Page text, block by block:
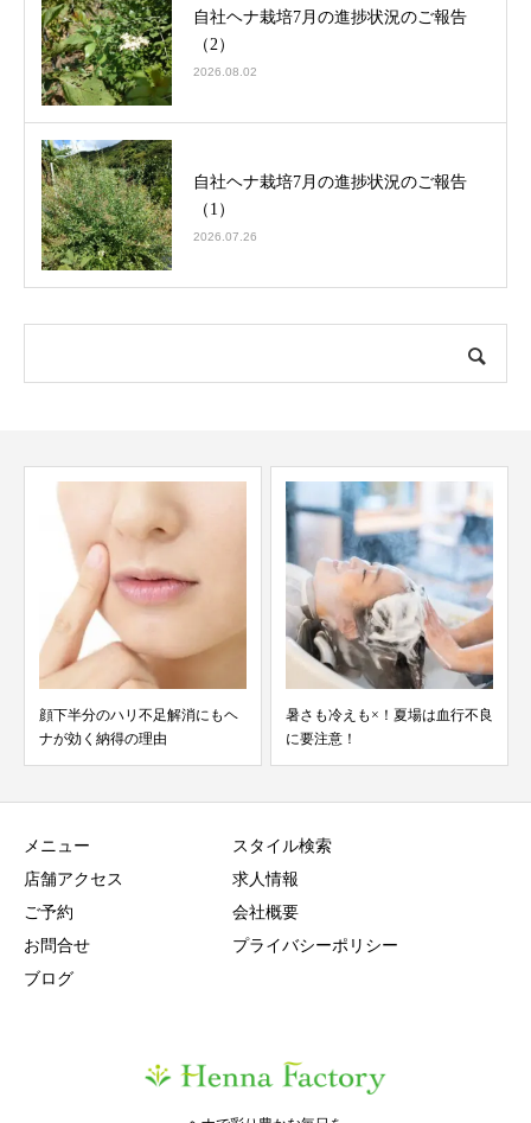
自社ヘナ栽培7月の進捗状況のご報告
（2）
2026.08.02
自社ヘナ栽培7月の進捗状況のご報告
（1）
2026.07.26
顔下半分のハリ不足解消にもヘ
ナが効く納得の理由
暑さも冷えも×！夏場は血行不良
に要注意！
メニュー
店舗アクセス
ご予約
お問合せ
ブログ
スタイル検索
求人情報
会社概要
プライバシーポリシー